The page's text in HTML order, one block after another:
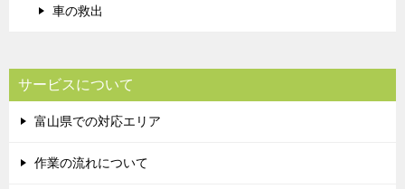
車の救出
サービスについて
富山県での対応エリア
作業の流れについて